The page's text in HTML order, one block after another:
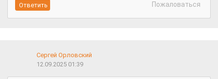
Пожаловаться
Сергей Орловский
12.09.2025 01:39